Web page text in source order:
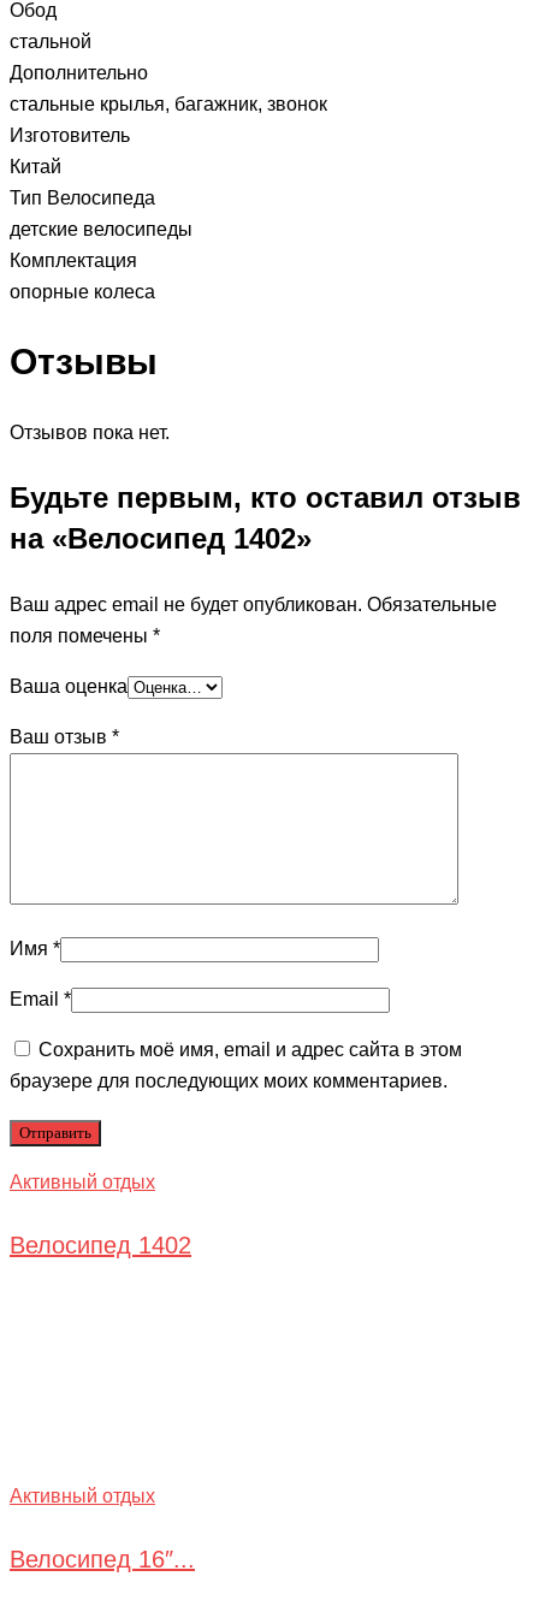
Обод
стальной
Дополнительно
стальные крылья, багажник, звонок
Изготовитель
Китай
Тип Велосипеда
детские велосипеды
Комплектация
опорные колеса
Отзывы
Отзывов пока нет.
Будьте первым, кто оставил отзыв
на «Велосипед 1402»
Ваш адрес email не будет опубликован. Обязательные
поля помечены *
Ваша оценка
Ваш отзыв *
Имя *
Email *
Сохранить моё имя, email и адрес сайта в этом
браузере для последующих моих комментариев.
Активный отдых
Велосипед 1402
Активный отдых
Велосипед 16″...